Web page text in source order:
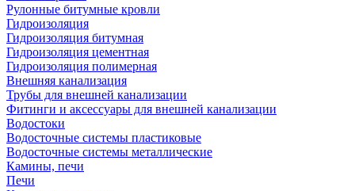
Рулонные битумные кровли
Гидроизоляция
Гидроизоляция битумная
Гидроизоляция цементная
Гидроизоляция полимерная
Внешняя канализация
Трубы для внешней канализации
Фитинги и аксессуары для внешней канализации
Водостоки
Водосточные системы пластиковые
Водосточные системы металлические
Камины, печи
Печи